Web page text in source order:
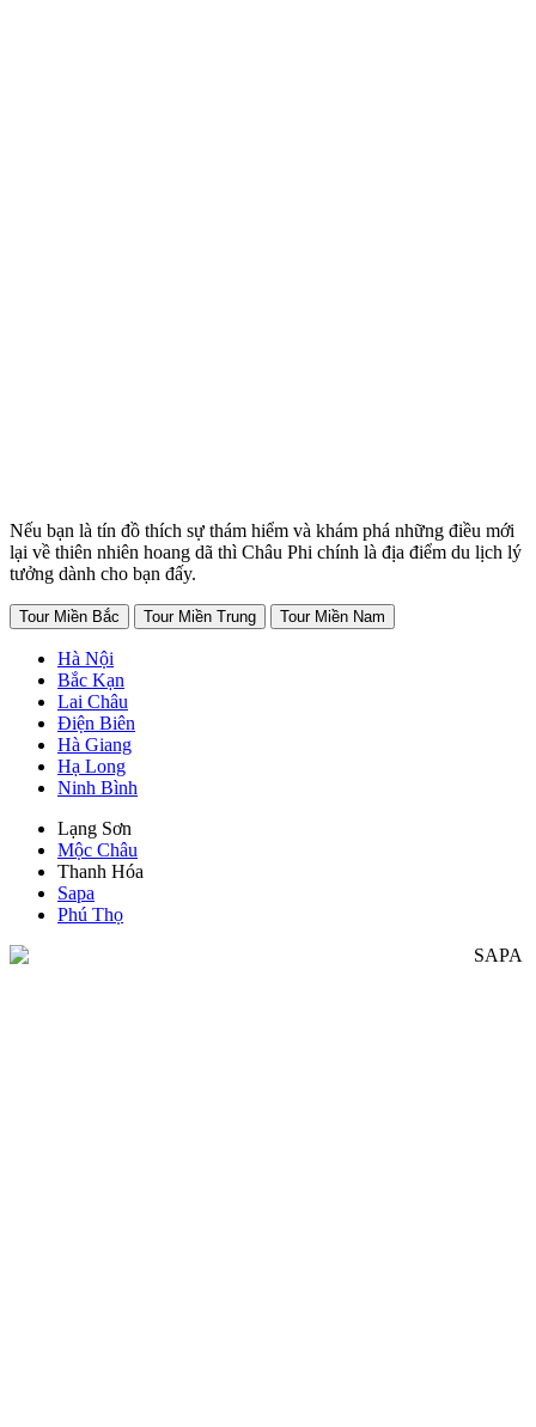
Nếu bạn là tín đồ thích sự thám hiểm và khám phá những điều mới
lại về thiên nhiên hoang dã thì Châu Phi chính là địa điểm du lịch lý
tưởng dành cho bạn đấy.
Tour Miền Bắc Tour Miền Trung Tour Miền Nam
Hà Nội
Bắc Kạn
Lai Châu
Điện Biên
Hà Giang
Hạ Long
Ninh Bình
Lạng Sơn
Mộc Châu
Thanh Hóa
Sapa
Phú Thọ